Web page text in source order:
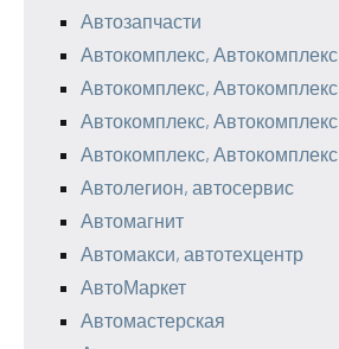
Автозапчасти
Автокомплекс, Автокомплекс
Автокомплекс, Автокомплекс
Автокомплекс, Автокомплекс
Автокомплекс, Автокомплекс
Автолегион, автосервис
Автомагнит
Автомакси, автотехцентр
АвтоМаркет
Автомастерская